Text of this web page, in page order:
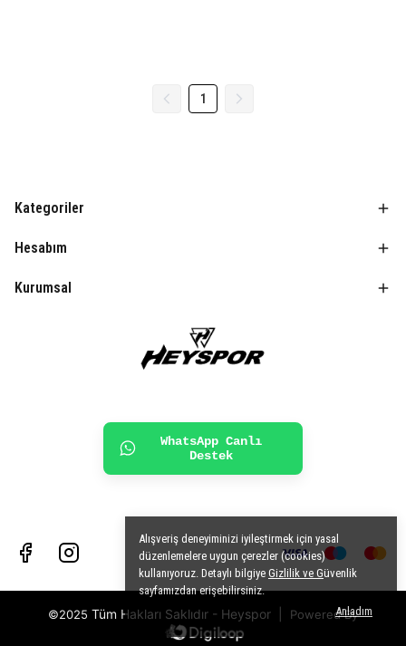
Alışveriş deneyiminizi iyileştirmek için yasal
düzenlemelere uygun çerezler (cookies)
kullanıyoruz. Detaylı bilgiye Gizlilik ve Güvenlik
sayfamızdan erişebilirsiniz.
Anladım
1
Kategoriler
Hesabım
Kurumsal
WhatsApp Canlı
Destek
©2025 Tüm Hakları Saklıdır - Heyspor Powered By